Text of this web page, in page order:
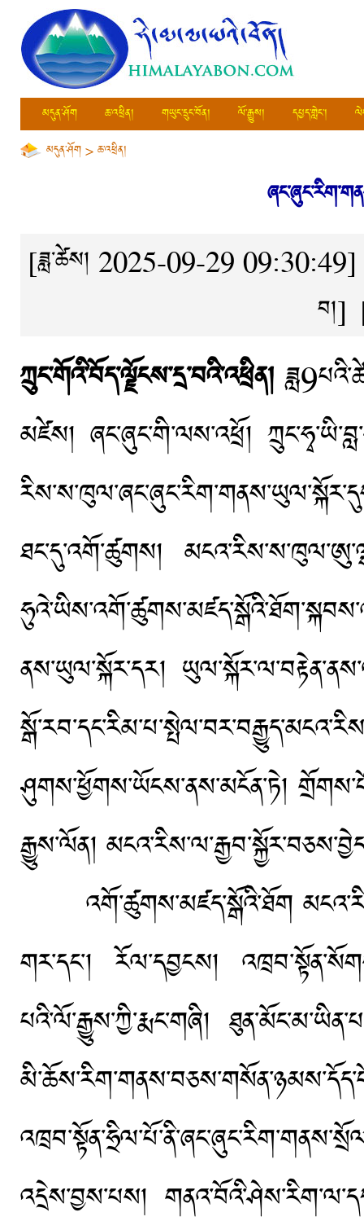
མདུན་ཤོག ཆ་འཕྲིན། གཡུང་དྲུང་བོན། ལོ་རྒྱུས། དཔྱད་གླེང་།
མདུན་ཤོག>ཆ་འཕྲིན།
[ཟླ་ཚེས། 2025-09-29 09:30:49]
བ།]
ཀྲུང་གོའི་བོད་ལྗོངས་དྲ་བའི་འཕྲིན།
མཛེས། ཞང་ཞུང་གི་ལས་འཕྲོ།
ཐང་དུ་འགོ་ཚུགས།
ནས་ཡུལ་སྐོར་དར།
ཤུགས་ཕྱོགས་ཡོངས་ནས་མངོན་ཏེ།
རྒྱུས་ལོན།
འགོ་ཚུགས་མཛད་སྒོའི་ཐོག
གར་དང་། རོལ་དབྱངས།
པའི་ལོ་རྒྱུས་ཀྱི་རྨང་གཞི།
འདྲེས་བྱས་པས།